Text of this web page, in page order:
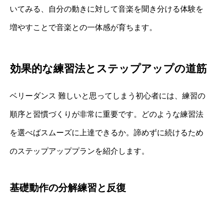
いてみる、自分の動きに対して音楽を聞き分ける体験を
増やすことで音楽との一体感が育ちます。
効果的な練習法とステップアップの道筋
ベリーダンス 難しいと思ってしまう初心者には、練習の
順序と習慣づくりが非常に重要です。どのような練習法
を選べばスムーズに上達できるか。諦めずに続けるため
のステップアッププランを紹介します。
基礎動作の分解練習と反復